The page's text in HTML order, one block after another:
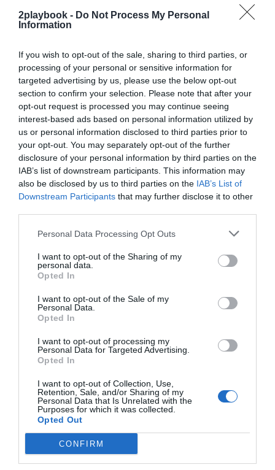
2playbook - Do Not Process My Personal
Information
If you wish to opt-out of the sale, sharing to third parties, or
processing of your personal or sensitive information for
targeted advertising by us, please use the below opt-out
section to confirm your selection. Please note that after your
opt-out request is processed you may continue seeing
interest-based ads based on personal information utilized by
us or personal information disclosed to third parties prior to
your opt-out. You may separately opt-out of the further
disclosure of your personal information by third parties on the
IAB’s list of downstream participants. This information may
also be disclosed by us to third parties on the IAB’s List of
Downstream Participants that may further disclose it to other
Personal Data Processing Opt Outs
I want to opt-out of the Sharing of my
personal data.
Opted In
I want to opt-out of the Sale of my
Personal Data.
Opted In
I want to opt-out of processing my
Personal Data for Targeted Advertising.
Opted In
I want to opt-out of Collection, Use,
Retention, Sale, and/or Sharing of my
Personal Data that Is Unrelated with the
Purposes for which it was collected.
Opted Out
CONFIRM
Índex
Foot Locker
el deseo de vincular su marca con los valores del rugby.
millones de audiencia
La emisión a través de YouTube de la Champions
League femenina, en virtud del acuerdo entre Uefa y
Dazn, ha llegado a los 5 millones de espectadores
durante sus primeras jornadas. El 85% de ellos no
estaban suscrito a Dazn, según ha anunciado Rob
Pilgrim, director de deportes de YouTube para Europa.
Estos datos esperan que ayuden a aumentar el interés
de patrocinadores.
MotoGP renueva con el vino italiano Prosecco
Sports, ha renovado por tres temporadas el patrocinio
Prosecco DOC, gestor de la denominación de origen de
este vino espumoso. En virtud del acuerdo, los pilotos
usarán sus vinos para celebrar las victorias en el podio.
de forma gratuita
Mantente informado con las últimas noticias de actualidad.
Imprimir